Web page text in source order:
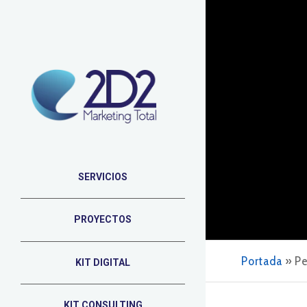
SERVICIOS
PROYECTOS
KIT DIGITAL Portada »